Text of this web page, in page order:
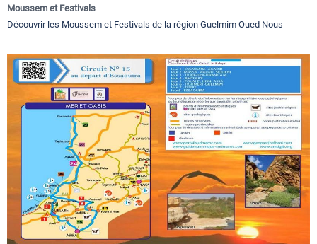
Moussem et Festivals
Découvrir les Moussem et Festivals de la région Guelmim Oued Nous